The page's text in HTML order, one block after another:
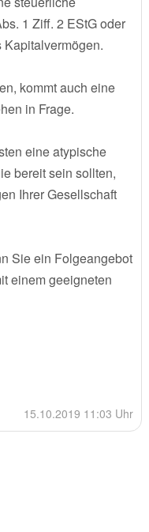
1 Ziff. 2 EStG oder
kommt auch eine
in Frage.
eine atypische
bereit sein sollten,
Ihrer Gesellschaft
Sie ein Folgeangebot
einem geeigneten
15.10.2019 11:03 Uhr